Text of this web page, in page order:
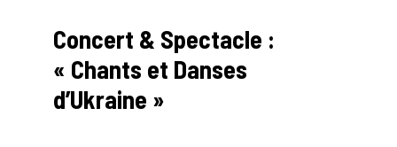
Concert & Spectacle :
« Chants et Danses
d’Ukraine »